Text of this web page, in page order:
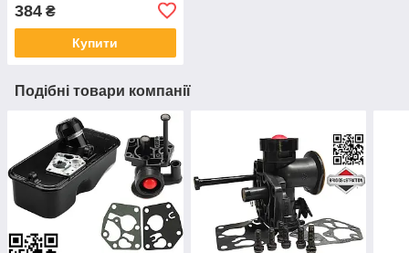
брігс стратон на
газонокосарку мотоблок
384 ₴
Купити
Подібні товари компанії